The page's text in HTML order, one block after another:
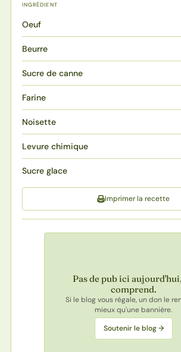
INGRÉDIENT
Oeuf
Beurre
Sucre de canne
Farine
Noisette
Levure chimique
Sucre glace
Imprimer la recette
Pas de pub ici
comprend.
Si le blog vous régale, un don le
mieux qu'une bannière.
Soutenir le blog →